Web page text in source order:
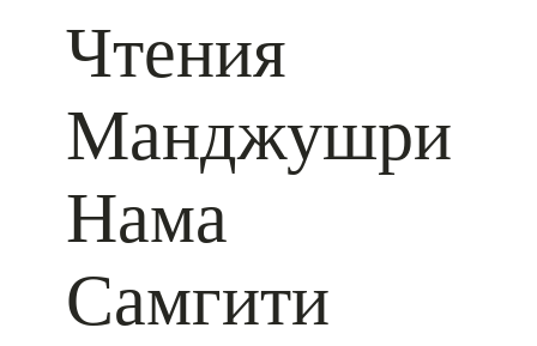
Чтения
Манджушри
Нама
Самгити